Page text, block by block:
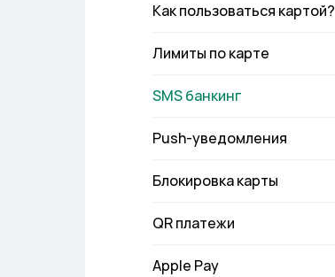
Как пользоваться картой?
Лимиты по карте
SMS банкинг
Push-уведомления
Блокировка карты
QR платежи
Apple Pay